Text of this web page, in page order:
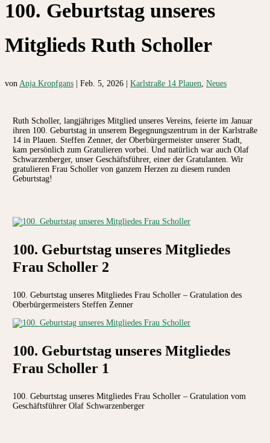
100. Geburtstag unseres
Mitglieds Ruth Scholler
von Anja Kropfgans Feb. 5, 2026 Karlstraße 14 Plauen, Neues
Ruth Scholler, langjähriges Mitglied unseres Vereins, feierte im Januar
ihren 100. Geburtstag in unserem Begegnungszentrum in der Karlstraße
14 in Plauen. Steffen Zenner, der Oberbürgermeister unserer Stadt,
kam persönlich zum Gratulieren vorbei. Und natürlich war auch Olaf
Schwarzenberger, unser Geschäftsführer, einer der Gratulanten. Wir
gratulieren Frau Scholler von ganzem Herzen zu diesem runden
Geburtstag!
100. Geburtstag unseres Mitgliedes
Frau Scholler 2
100. Geburtstag unseres Mitgliedes Frau Scholler – Gratulation des
Oberbürgermeisters Steffen Zenner
100. Geburtstag unseres Mitgliedes
Frau Scholler 1
100. Geburtstag unseres Mitgliedes Frau Scholler – Gratulation vom
Geschäftsführer Olaf Schwarzenberger